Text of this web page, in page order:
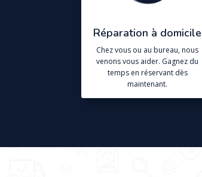
Réparation à domicile
Chez vous ou au bureau, nous
venons vous aider. Gagnez du
temps en réservant dès
maintenant.